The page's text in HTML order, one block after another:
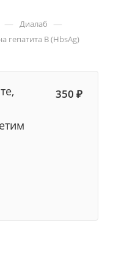
— Диалаб —
гепатита В (HbsAg)
350 ₽